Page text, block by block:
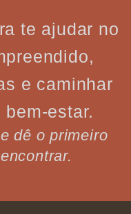
te ajudar no
e caminhar
bem-estar.
dê o primeiro